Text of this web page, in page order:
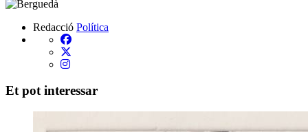
Redacció Política
Et pot interessar